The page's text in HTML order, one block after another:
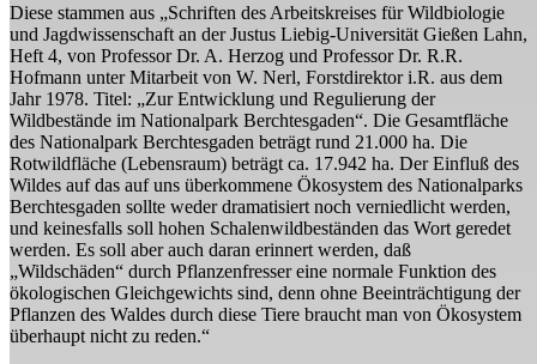
Diese stammen aus „Schriften des Arbeitskreises für Wildbiologie
und Jagdwissenschaft an der Justus Liebig-Universität Gießen Lahn,
Heft 4, von Professor Dr. A. Herzog und Professor Dr. R.R.
Hofmann unter Mitarbeit von W. Nerl, Forstdirektor i.R. aus dem
Jahr 1978. Titel: „Zur Entwicklung und Regulierung der
Wildbestände im Nationalpark Berchtesgaden“. Die Gesamtfläche
des Nationalpark Berchtesgaden beträgt rund 21.000 ha. Die
Rotwildfläche (Lebensraum) beträgt ca. 17.942 ha. Der Einfluß des
Wildes auf das auf uns überkommene Ökosystem des Nationalparks
Berchtesgaden sollte weder dramatisiert noch verniedlicht werden,
und keinesfalls soll hohen Schalenwildbeständen das Wort geredet
werden. Es soll aber auch daran erinnert werden, daß
„Wildschäden“ durch Pflanzenfresser eine normale Funktion des
ökologischen Gleichgewichts sind, denn ohne Beeinträchtigung der
Pflanzen des Waldes durch diese Tiere braucht man von Ökosystem
überhaupt nicht zu reden.“